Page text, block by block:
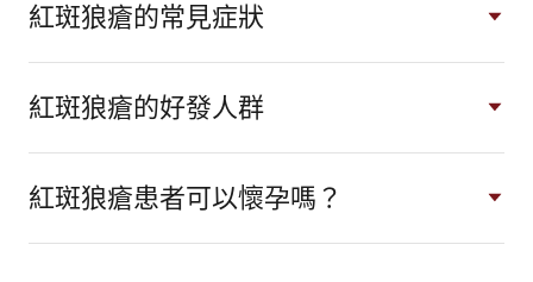
紅斑狼瘡的常見症狀
紅斑狼瘡的好發人群
紅斑狼瘡患者可以懷孕嗎？